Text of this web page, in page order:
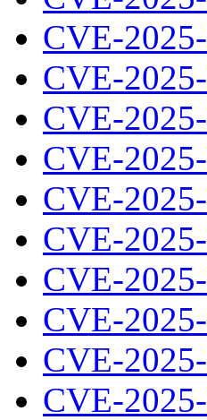
CVE-
CVE-
CVE-
CVE-
CVE-
CVE-
CVE-
CVE-
CVE-
CVE-